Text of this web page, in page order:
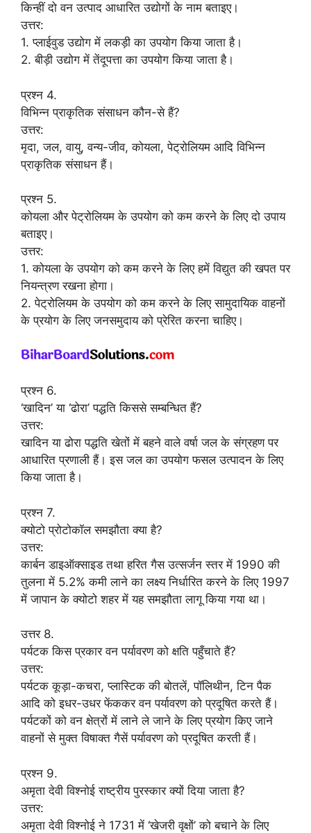
किन्हीं दो वन उत्पाद आधारित उद्योगों के नाम बताइए।
उत्तर:
1. प्लाईवुड उद्योग में लकड़ी का उपयोग किया जाता है।
2. बीड़ी उद्योग में तेंदूपत्ता का उपयोग किया जाता है।
प्रश्न 4.
विभिन्न प्राकृतिक संसाधन कौन-से हैं?
उत्तर:
मृदा, जल, वायु, वन्य-जीव, कोयला, पेट्रोलियम आदि विभिन्न
प्राकृतिक संसाधन हैं।
प्रश्न 5.
कोयला और पेट्रोलियम के उपयोग को कम करने के लिए दो उपाय
बताइए।
उत्तर:
1. कोयला के उपयोग को कम करने के लिए हमें विद्युत की खपत पर
नियन्त्रण रखना होगा।
2. पेट्रोलियम के उपयोग को कम करने के लिए सामुदायिक वाहनों
के प्रयोग के लिए जनसमुदाय को प्रेरित करना चाहिए।
प्रश्न 6.
‘खादिन’ या ‘ढोरा’ पद्धति किससे सम्बन्धित हैं?
उत्तर:
खादिन या ढोरा पद्धति खेतों में बहने वाले वर्षा जल के संग्रहण पर
आधारित प्रणाली हैं। इस जल का उपयोग फसल उत्पादन के लिए
किया जाता है।
प्रश्न 7.
क्योटो प्रोटोकॉल समझौता क्या है?
उत्तर:
कार्बन डाइऑक्साइड तथा हरित गैस उत्सर्जन स्तर में 1990 की
तुलना में 5.2% कमी लाने का लक्ष्य निर्धारित करने के लिए 1997
में जापान के क्योटो शहर में यह समझौता लागू किया गया था।
उत्तर 8.
पर्यटक किस प्रकार वन पर्यावरण को क्षति पहुँचाते हैं?
उत्तर:
पर्यटक कूड़ा-कचरा, प्लास्टिक की बोतलें, पॉलिथीन, टिन पैक
आदि को इधर-उधर फेंककर वन पर्यावरण को प्रदूषित करते हैं।
पर्यटकों को वन क्षेत्रों में लाने ले जाने के लिए प्रयोग किए जाने
वाहनों से मुक्त विषाक्त गैसें पर्यावरण को प्रदूषित करती हैं।
प्रश्न 9.
अमृता देवी विश्नोई राष्ट्रीय पुरस्कार क्यों दिया जाता है?
उत्तर:
अमृता देवी विश्नोई ने 1731 में ‘खेजरी वृक्षों’ को बचाने के लिए